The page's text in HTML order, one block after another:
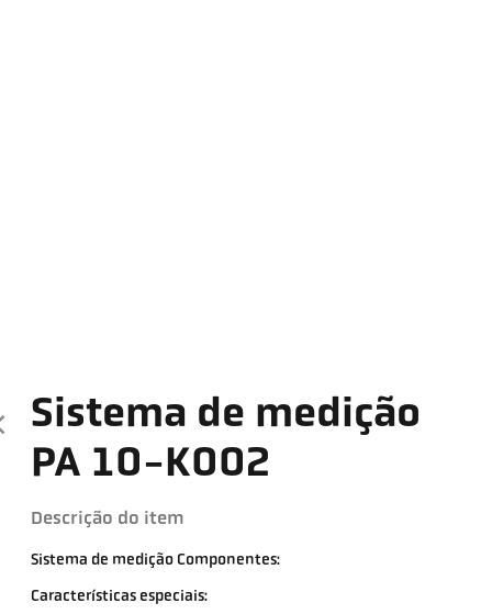
Sistema de medição
PA 10-K002
Descrição do item
Sistema de medição Componentes:
Características especiais: